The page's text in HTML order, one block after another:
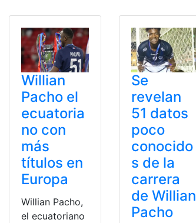
Willian
Pacho el
ecuatoria
no con
más
títulos en
Europa
Willian Pacho,
el ecuatoriano
Se
revelan
51 datos
poco
conocido
s de la
carrera
de Willian
Pacho